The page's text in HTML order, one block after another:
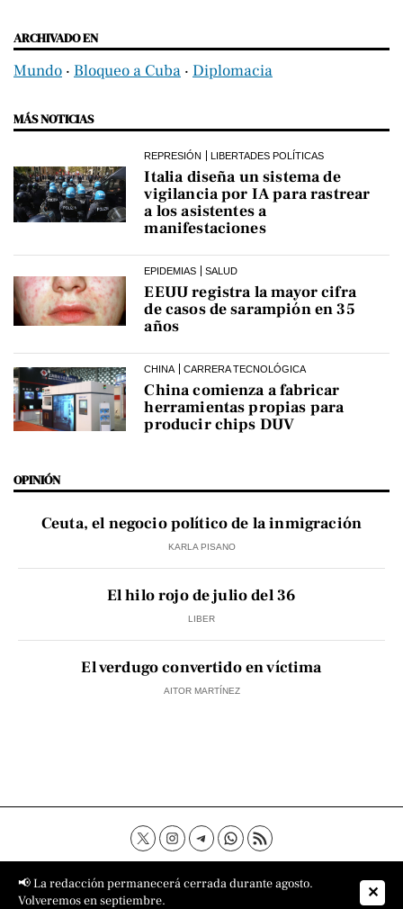
ARCHIVADO EN
Mundo ‧ Bloqueo a Cuba ‧ Diplomacia
MÁS NOTICIAS
REPRESIÓN LIBERTADES POLÍTICAS
Italia diseña un sistema de
vigilancia por IA para rastrear
a los asistentes a
manifestaciones
EPIDEMIAS SALUD
EEUU registra la mayor cifra
de casos de sarampión en 35
años
CHINA CARRERA TECNOLÓGICA
China comienza a fabricar
herramientas propias para
producir chips DUV
OPINIÓN
Ceuta, el negocio político de la inmigración
KARLA PISANO
El hilo rojo de julio del 36
LIBER
El verdugo convertido en víctima
AITOR MARTÍNEZ
Contacto Aviso Legal
Política de privacidad
Política de cookies
Sobre nosotros
📢 La redacción permanecerá cerrada durante agosto.
Volveremos en septiembre.
✕